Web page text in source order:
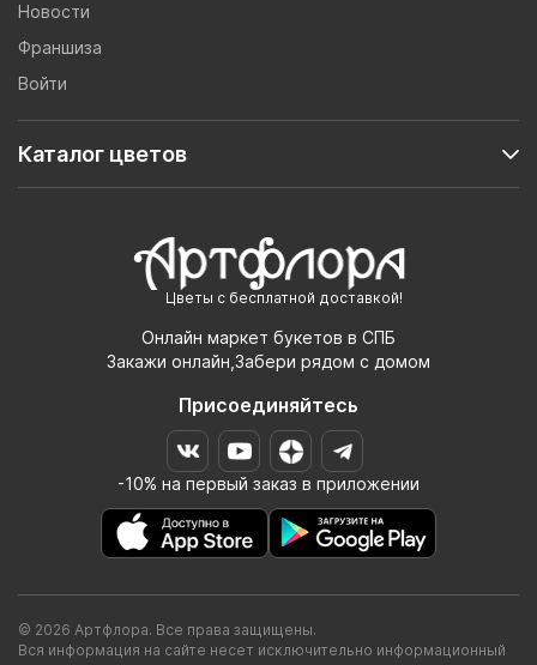
Цветы с бесплатной доставкой!
Онлайн маркет букетов в СПБ
Закажи онлайн,Забери рядом с домом
Присоединяйтесь
-10% на первый заказ в приложении
Новости
Франшиза
Войти
Каталог цветов
© 2026 Артфлора. Все права защищены.
Вся информация на сайте несет исключительно информационный